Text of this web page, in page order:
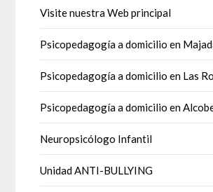
Visite nuestra Web principal
Psicopedagogía a domicilio en
Psicopedagogía a domicilio en Las
Psicopedagogía a domicilio en
Neuropsicólogo Infantil
Unidad ANTI-BULLYING